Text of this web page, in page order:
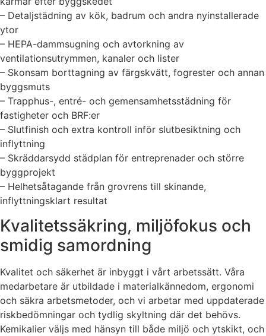
– Detaljstädning av kök, badrum och andra nyinstallerade
ytor
– HEPA-dammsugning och avtorkning av
ventilationsutrymmen, kanaler och lister
– Skonsam borttagning av färgskvätt, fogrester och annan
byggsmuts
– Trapphus-, entré- och gemensamhetsstädning för
fastigheter och BRF:er
– Slutfinish och extra kontroll inför slutbesiktning och
inflyttning
– Skräddarsydd städplan för entreprenader och större
byggprojekt
– Helhetsåtagande från grovrens till skinande,
inflyttningsklart resultat
Kvalitetssäkring, miljöfokus och
smidig samordning
Kvalitet och säkerhet är inbyggt i vårt arbetssätt. Våra
medarbetare är utbildade i materialkännedom, ergonomi
och säkra arbetsmetoder, och vi arbetar med uppdaterade
riskbedömningar och tydlig skyltning där det behövs.
Kemikalier väljs med hänsyn till både miljö och ytskikt, och